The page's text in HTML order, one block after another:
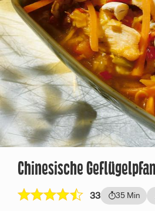
Chinesische
33 35 Min